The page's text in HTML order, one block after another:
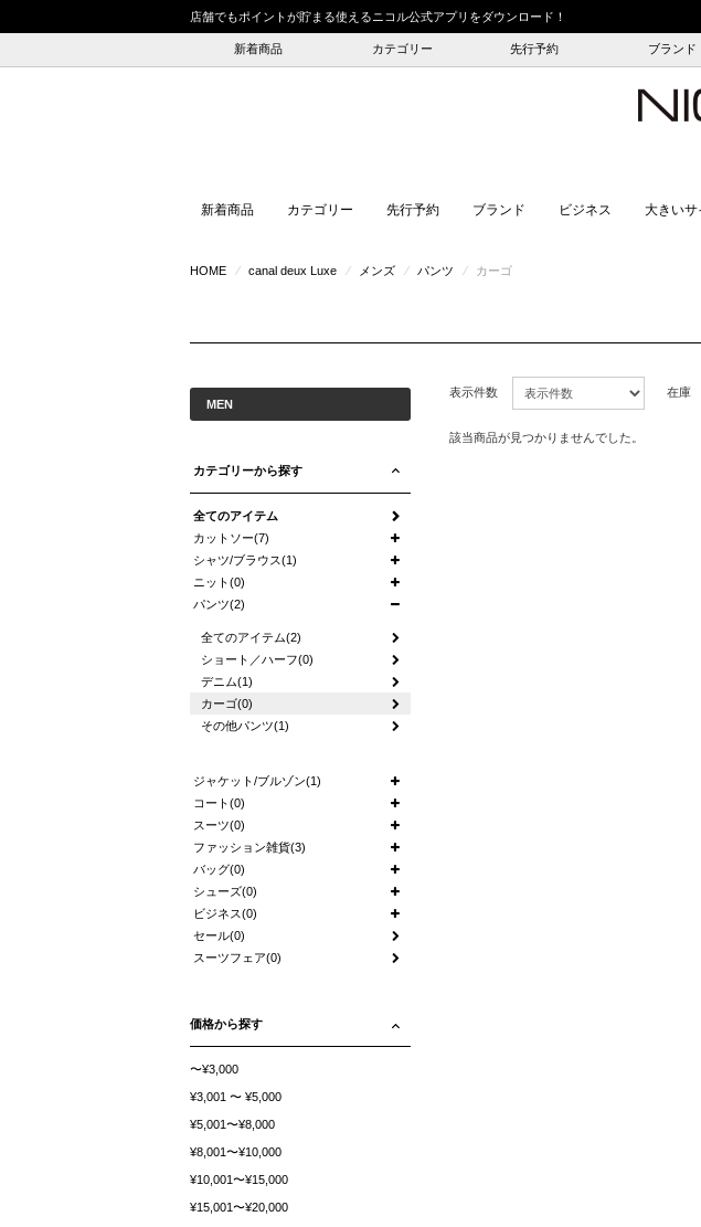
店舗でもポイントが貯まる使えるニコル公式アプリをダウンロード！
新着商品 カテゴリー 先行予約 ブランド
新着商品 カテゴリー 先行予約 ブランド ビジネス 大きいサ
HOME ⁄ canal deux Luxe ⁄ メンズ ⁄ パンツ ⁄ カーゴ
表示件数 在庫
該当商品が見つかりませんでした。
MEN
カテゴリーから探す
全てのアイテム
カットソー(7)
シャツ/ブラウス(1)
ニット(0)
パンツ(2)
全てのアイテム(2)
ショート／ハーフ(0)
デニム(1)
カーゴ(0)
その他パンツ(1)
ジャケット/ブルゾン(1)
コート(0)
スーツ(0)
ファッション雑貨(3)
バッグ(0)
シューズ(0)
ビジネス(0)
セール(0)
スーツフェア(0)
価格から探す
〜¥3,000
¥3,001 〜 ¥5,000
¥5,001〜¥8,000
¥8,001〜¥10,000
¥10,001〜¥15,000
¥15,001〜¥20,000